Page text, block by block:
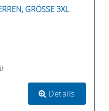
GRÖSSE 3XL
Details